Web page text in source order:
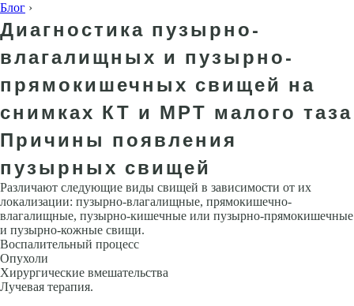
Блог ›
Диагностика пузырно-
влагалищных и пузырно-
прямокишечных свищей на
снимках КТ и МРТ малого таза
Причины появления
пузырных свищей
Различают следующие виды свищей в зависимости от их
локализации: пузырно-влагалищные, прямокишечно-
влагалищные, пузырно-кишечные или пузырно-прямокишечные
и пузырно-кожные свищи.
Воспалительный процесс
Опухоли
Хирургические вмешательства
Лучевая терапия.